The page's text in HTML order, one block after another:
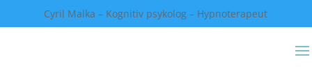
Cyril Malka – Kognitiv psykolog – Hypnoterapeut